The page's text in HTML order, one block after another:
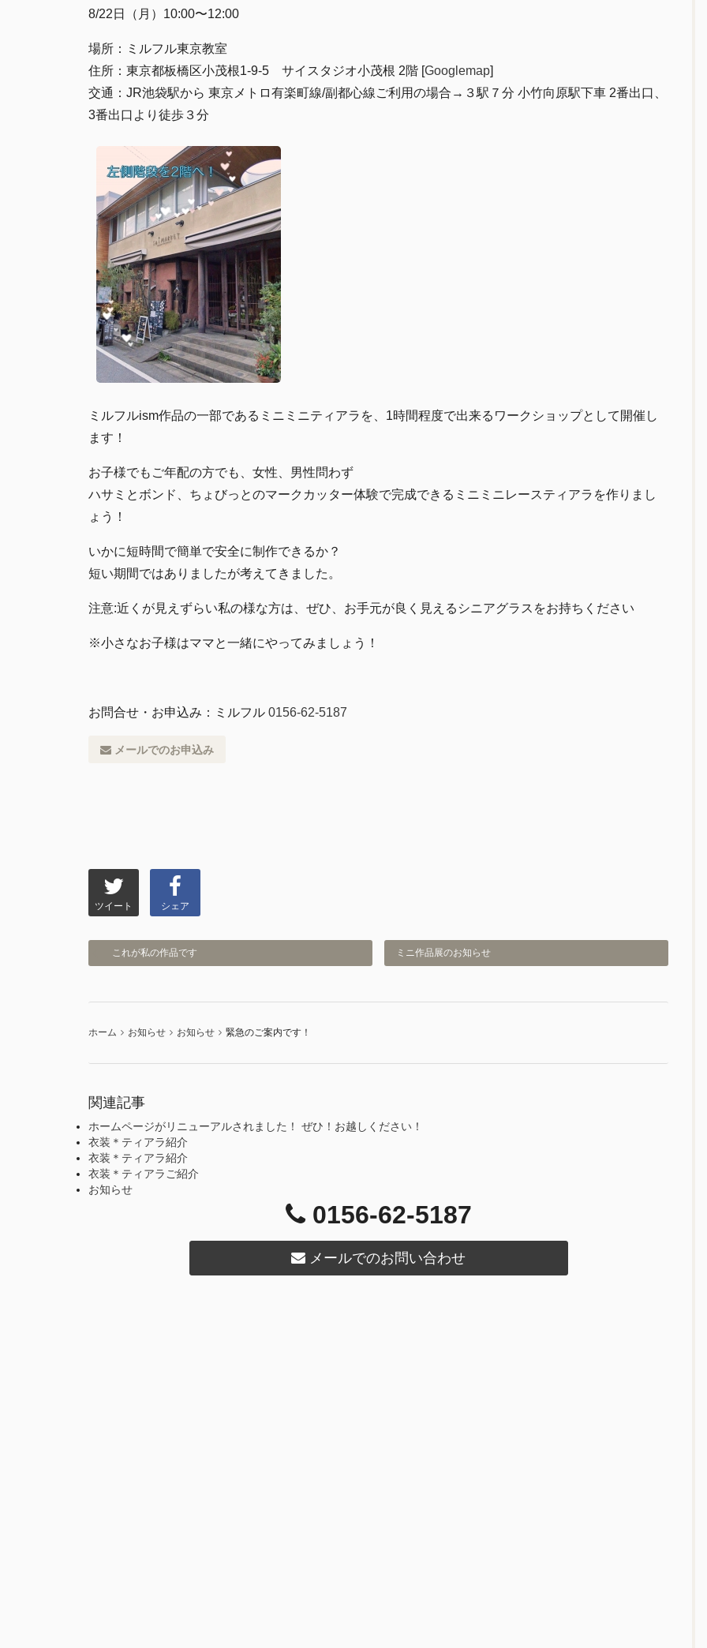
8/22日（月）10:00〜12:00
場所：ミルフル東京教室
住所：東京都板橋区小茂根1-9-5 サイスタジオ小茂根 2階 [Googlemap]
交通：JR池袋駅から 東京メトロ有楽町線/副都心線ご利用の場合→３駅７分 小竹向原駅下車 2番出口、
3番出口より徒歩３分
ミルフルism作品の一部であるミニミニティアラを、1時間程度で出来るワークショップとして開催し
ます！
お子様でもご年配の方でも、女性、男性問わず
ハサミとボンド、ちょびっとのマークカッター体験で完成できるミニミニレースティアラを作りまし
ょう！
いかに短時間で簡単で安全に制作できるか？
短い期間ではありましたが考えてきました。
注意:近くが見えずらい私の様な方は、ぜひ、お手元が良く見えるシニアグラスをお持ちください
※小さなお子様はママと一緒にやってみましょう！
お問合せ・お申込み：ミルフル 0156-62-5187
メールでのお申込み
ツイート シェア
ミニ作品展のお知らせ
これが私の作品です
ホーム お知らせ お知らせ 緊急のご案内です！
関連記事
ホームページがリニューアルされました！ ぜひ！お越しください！
衣装＊ティアラ紹介
衣装＊ティアラ紹介
衣装＊ティアラご紹介
お知らせ
0156-62-5187
メールでのお問い合わせ